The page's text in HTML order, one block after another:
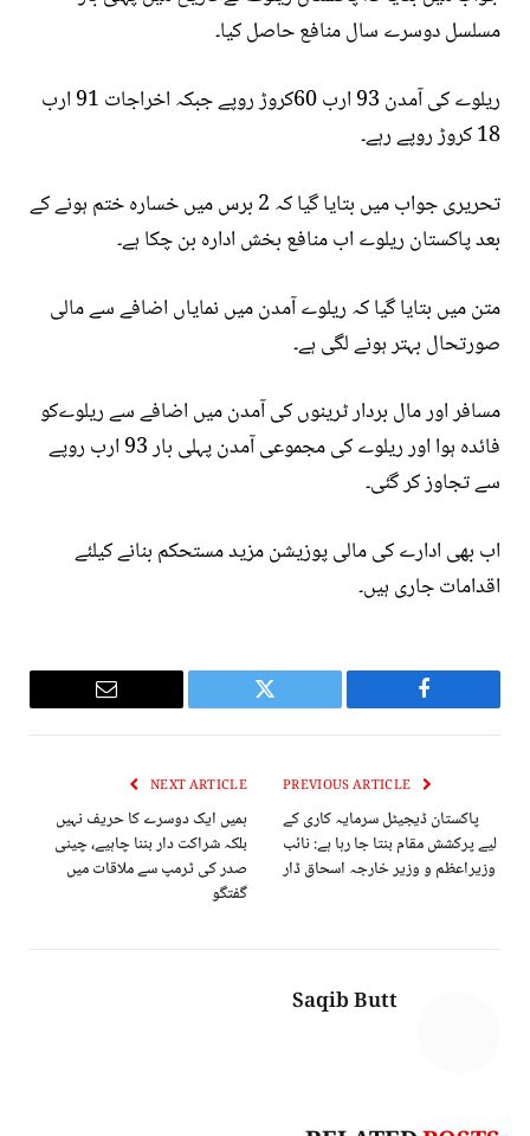
مسلسل دوسرے سال منافع حاصل کیا۔
ریلوے کی آمدن 93 ارب 60کروڑ روپے جبکہ اخراجات 91 ارب
18 کروڑ روپے رہے۔
تحریری جواب میں بتایا گیا کہ 2 برس میں خسارہ ختم ہونے کے
بعد پاکستان ریلوے اب منافع بخش ادارہ بن چکا ہے۔
متن میں بتایا گیا کہ ریلوے آمدن میں نمایاں اضافے سے مالی
صورتحال بہتر ہونے لگی ہے۔
مسافر اور مال بردار ٹرینوں کی آمدن میں اضافے سے ریلوےکو
فائدہ ہوا اور ریلوے کی مجموعی آمدن پہلی بار 93 ارب روپے
سے تجاوز کر گئی۔
اب بھی ادارے کی مالی پوزیشن مزید مستحکم بنانے کیلئے
اقدامات جاری ہیں۔
Facebook
Twitter
Email
پاکستان ڈیجیٹل سرمایہ کاری کے
لیے پرکشش مقام بنتا جا رہا ہے: نائب
وزیراعظم و وزیر خارجہ اسحاق ڈار
NEXT ARTICLE
ہمیں ایک دوسرے کا حریف نہیں
بلکہ شراکت دار بننا چاہیے، چینی
صدر کی ٹرمپ سے ملاقات میں
گفتگو
Saqib Butt